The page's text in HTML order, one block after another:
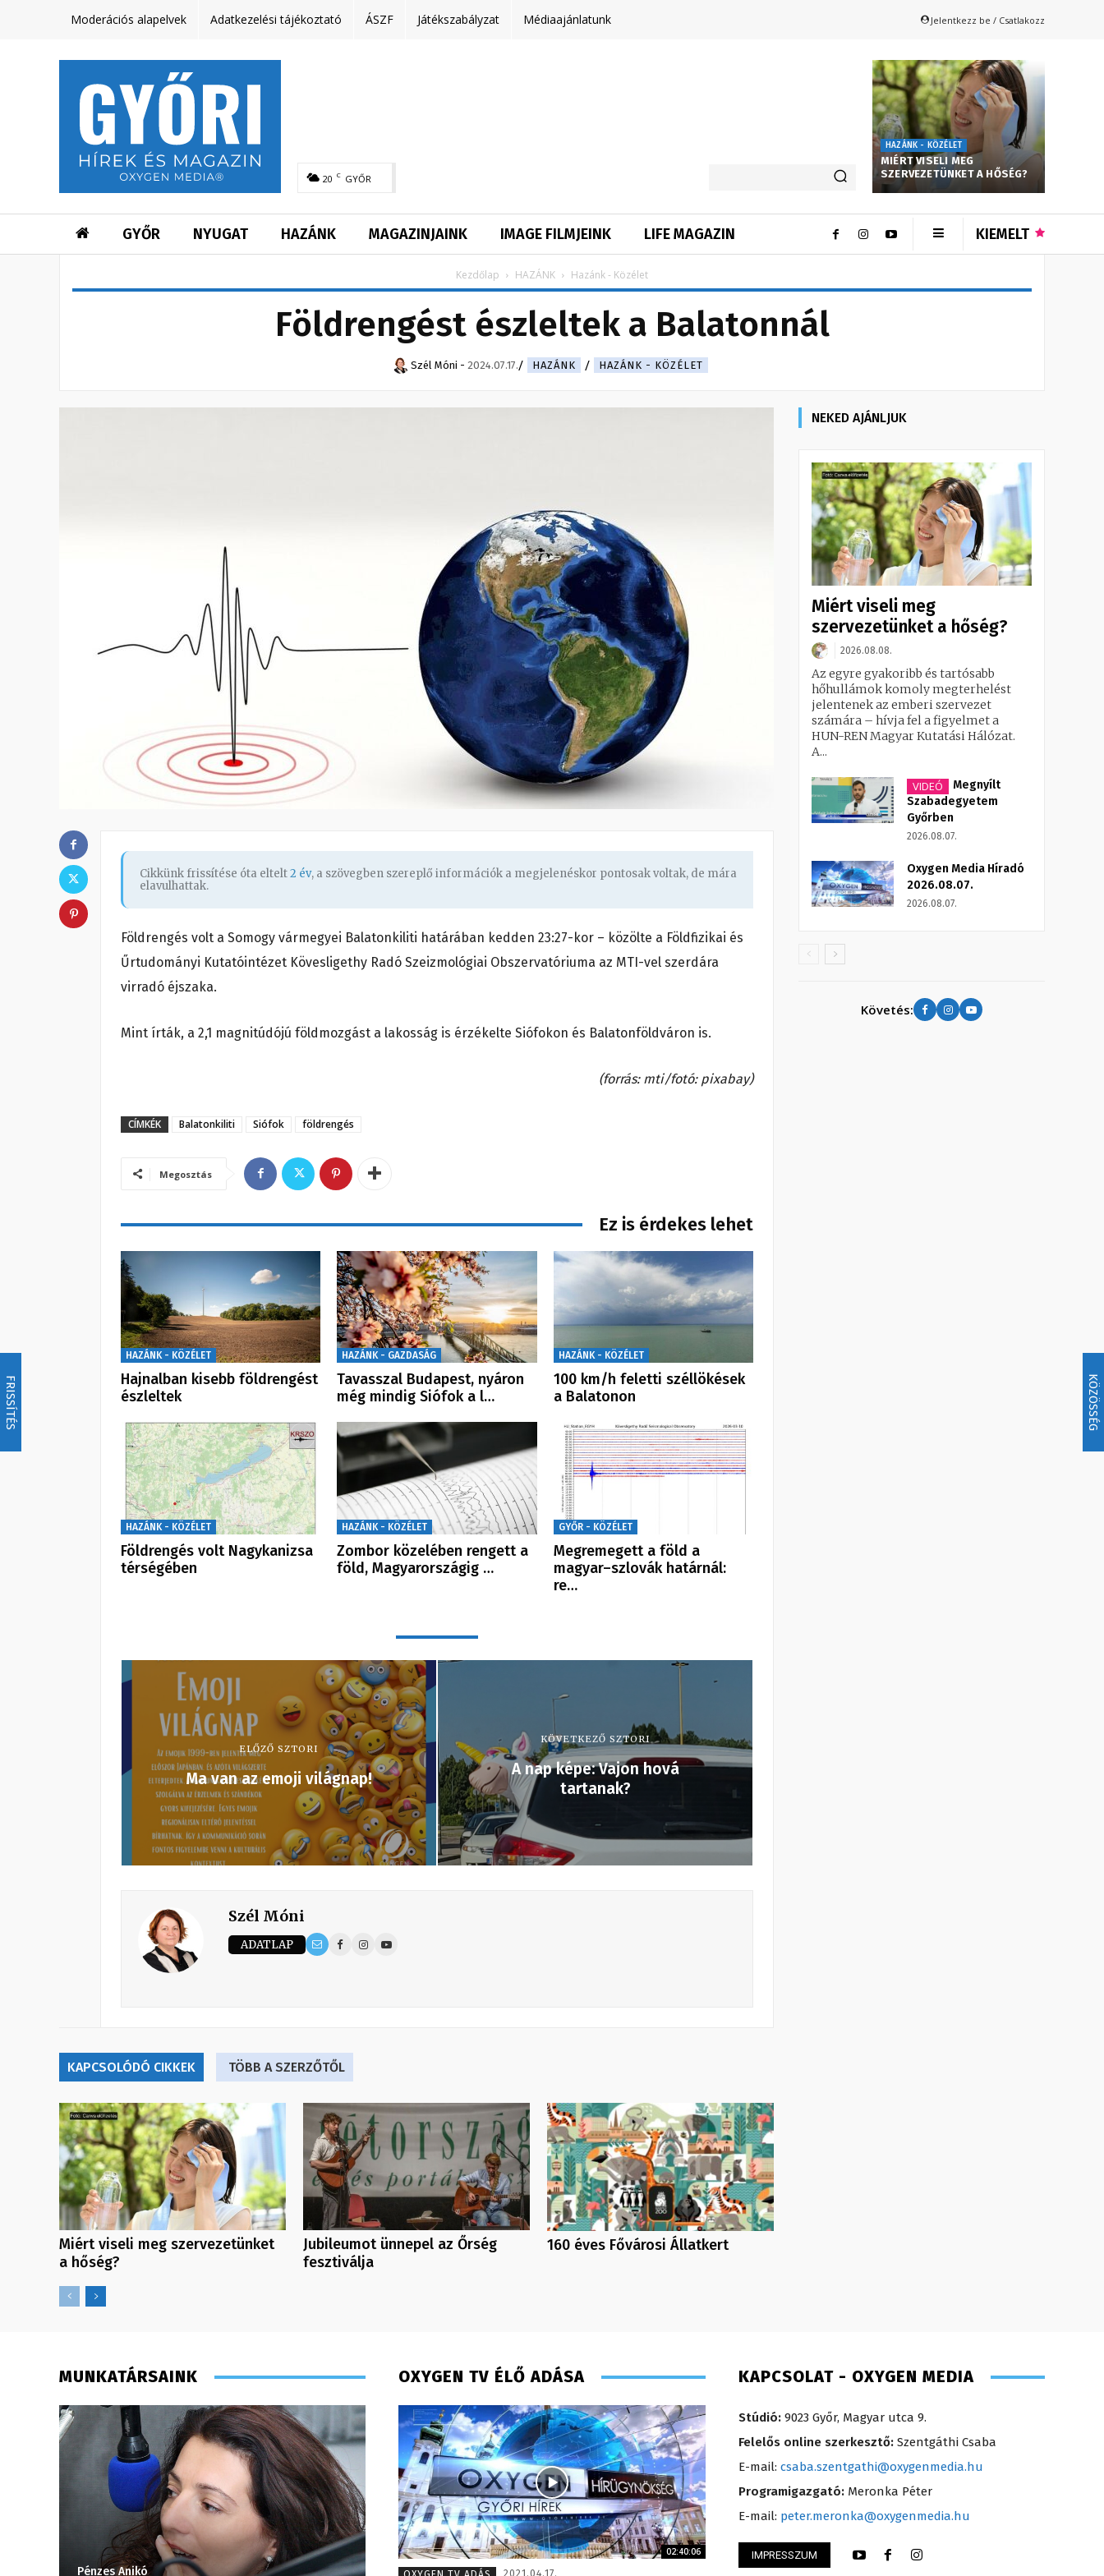
FRISSÍTÉS KÖZÖSSÉG
Moderációs alapelvek Adatkezelési tájékoztató ÁSZF Játékszabályzat Médiaajánlatunk Jelentkezz be / Csatlakozz
20 C GYŐR
HAZÁNK - KÖZÉLET
MIÉRT VISELI MEG
SZERVEZETÜNKET A HŐSÉG?
GYŐR NYUGAT HAZÁNK MAGAZINJAINK IMAGE FILMJEINK LIFE MAGAZIN KIEMELT
Kezdőlap HAZÁNK Hazánk - Közélet
Földrengést észleltek a Balatonnál
Szél Móni - 2024.07.17. HAZÁNK HAZÁNK - KÖZÉLET
Cikkünk frissítése óta eltelt2 év, a szövegben szereplő információk a megjelenéskor pontosak voltak, de mára
elavulhattak.
Földrengés volt a Somogy vármegyei Balatonkiliti határában kedden 23:27-kor – közölte a Földfizikai és
Űrtudományi Kutatóintézet Kövesligethy Radó Szeizmológiai Obszervatóriuma az MTI-vel szerdára
virradó éjszaka.
Mint írták, a 2,1 magnitúdójú földmozgást a lakosság is érzékelte Siófokon és Balatonföldváron is.
(forrás: mti/fotó: pixabay)
CÍMKÉK Balatonkiliti Siófok földrengés
Megosztás
Ez is érdekes lehet
HAZÁNK - KÖZÉLET
Hajnalban kisebb földrengést
észleltek
HAZÁNK - GAZDASÁG
Tavasszal Budapest, nyáron
még mindig Siófok a l…
HAZÁNK - KÖZÉLET
100 km/h feletti széllökések
a Balatonon
HAZÁNK - KÖZÉLET
Földrengés volt Nagykanizsa
térségében
HAZÁNK - KÖZÉLET
Zombor közelében rengett a
föld, Magyarországig …
GYŐR - KÖZÉLET
Megremegett a föld a
magyar–szlovák határnál:
re…
ELŐZŐ SZTORI
Ma van az emoji világnap!
KÖVETKEZŐ SZTORI
A nap képe: Vajon hová
tartanak?
Szél Móni
ADATLAP
KAPCSOLÓDÓ CIKKEK TÖBB A SZERZŐTŐL
Miért viseli meg szervezetünket
a hőség?
Jubileumot ünnepel az Őrség
fesztiválja
160 éves Fővárosi Állatkert
NEKED AJÁNLJUK
Miért viseli meg
szervezetünket a hőség?
2026.08.08.
Az egyre gyakoribb és tartósabb
hőhullámok komoly megterhelést
jelentenek az emberi szervezet
számára – hívja fel a figyelmet a
HUN-REN Magyar Kutatási Hálózat.
A...
VIDEÓ
Megnyílt
Szabadegyetem
Győrben
2026.08.07.
Oxygen Media Híradó
2026.08.07.
2026.08.07.
Követés:
MUNKATÁRSAINK
Pénzes Anikó Scharek Zsuzsa – műsorvezető, riporter – 2008 Molek Csongor – műsorvezető – 2020
OXYGEN TV ÉLŐ ADÁSA
02:40:06
2021.04.17.
KAPCSOLAT - OXYGEN MEDIA
Stúdió: 9023 Győr, Magyar utca 9.
Felelős online szerkesztő: Szentgáthi Csaba
E-mail: csaba.szentgathi@oxygenmedia.hu
Programigazgató: Meronka Péter
E-mail: peter.meronka@oxygenmedia.hu
IMPRESSZUM